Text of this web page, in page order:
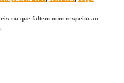
ou que faltem com respeito ao